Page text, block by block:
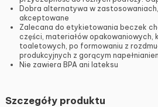
Dobra alternatywa w
akceptowane
Zalecana do etykietowania beczek
części, materiałów opakowaniowych,
toaletowych, po formowaniu z
produkcyjnych z gorącym
Nie zawiera BPA ani lateksu
Szczegóły produktu